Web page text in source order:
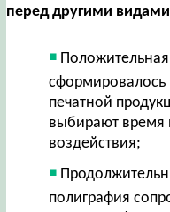
перед другими
печатной
выбирают время
воздействия;
полиграфия